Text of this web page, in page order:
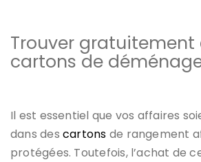
Trouver gratuitement
cartons de
Il est essentiel que vos affaires
dans descartons de rangement
protégées. Toutefois, l’achat de